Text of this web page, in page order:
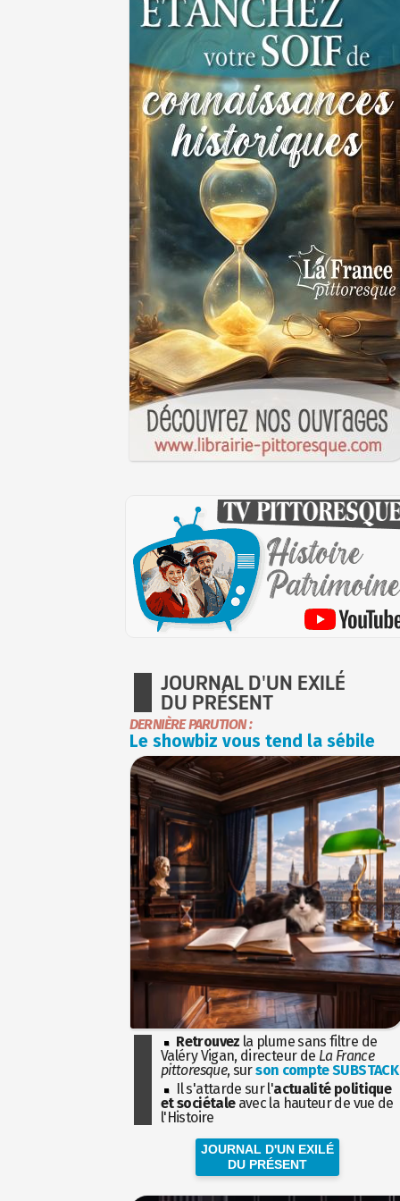
JOURNAL D'UN EXILÉ
DU PRÉSENT
DERNIÈRE PARUTION :
Le showbiz vous tend la sébile
Retrouvez la plume sans filtre de
Valéry Vigan, directeur de La France
pittoresque, surson compte SUBSTACK
Il s'attarde sur l'actualité politique
et sociétaleavec la hauteur de vue de
l'Histoire
JOURNAL D'UN EXILÉ
DU PRÉSENT